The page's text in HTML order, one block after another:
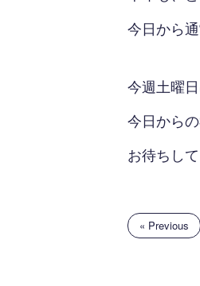
今日から
今週土曜
今日から
お待ちして
« Previous